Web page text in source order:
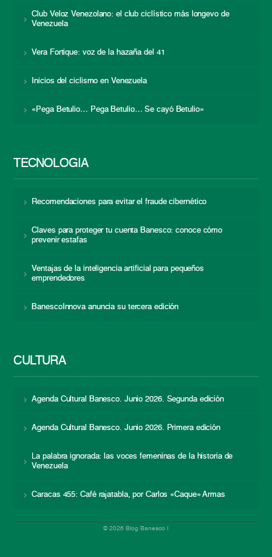
Club Veloz Venezolano: el club ciclístico más longevo de
Venezuela
Vera Fortique: voz de la hazaña del 41
Inicios del ciclismo en Venezuela
«Pega Betulio… Pega Betulio… Se cayó Betulio»
TECNOLOGÍA
Recomendaciones para evitar el fraude cibernético
Claves para proteger tu cuenta Banesco: conoce cómo
prevenir estafas
Ventajas de la inteligencia artificial para pequeños
emprendedores
BanescoInnova anuncia su tercera edición
CULTURA
Agenda Cultural Banesco. Junio 2026. Segunda edición
Agenda Cultural Banesco. Junio 2026. Primera edición
La palabra ignorada: las voces femeninas de la historia de
Venezuela
Caracas 455: Café rajatabla, por Carlos «Caque» Armas
© 2026 Blog Banesco |